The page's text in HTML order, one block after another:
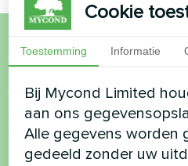
Wil je kopen of
vragen?
Neem contact met
Cookie
Toestemming Informatie
Bij Mycond Limited
aan ons
Alle gegevens worden
gedeeld zonder uw